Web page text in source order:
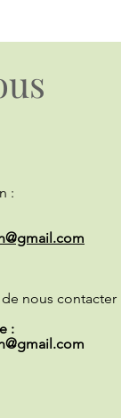
:
nous
: